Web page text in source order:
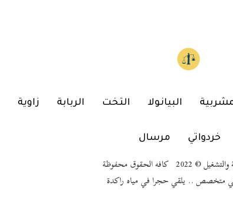
البيانولا التخت الربابة زاوية
خردواتي مرسال
كافه الحقوق محفوظة
متخصص .. يلقي حجرا في مياه راكدة